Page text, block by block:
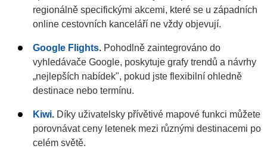
regionálně specifickými akcemi, které se u západních
online cestovních kanceláří ne vždy objevují.
Google Flights. Pohodlně zaintegrováno do
vyhledávače Google, poskytuje grafy trendů a návrhy
„nejlepších nabídek", pokud jste flexibilní ohledně
destinace nebo termínu.
Kiwi. Díky uživatelsky přívětivé mapové funkci můžete
porovnávat ceny letenek mezi různými destinacemi po
celém světě.